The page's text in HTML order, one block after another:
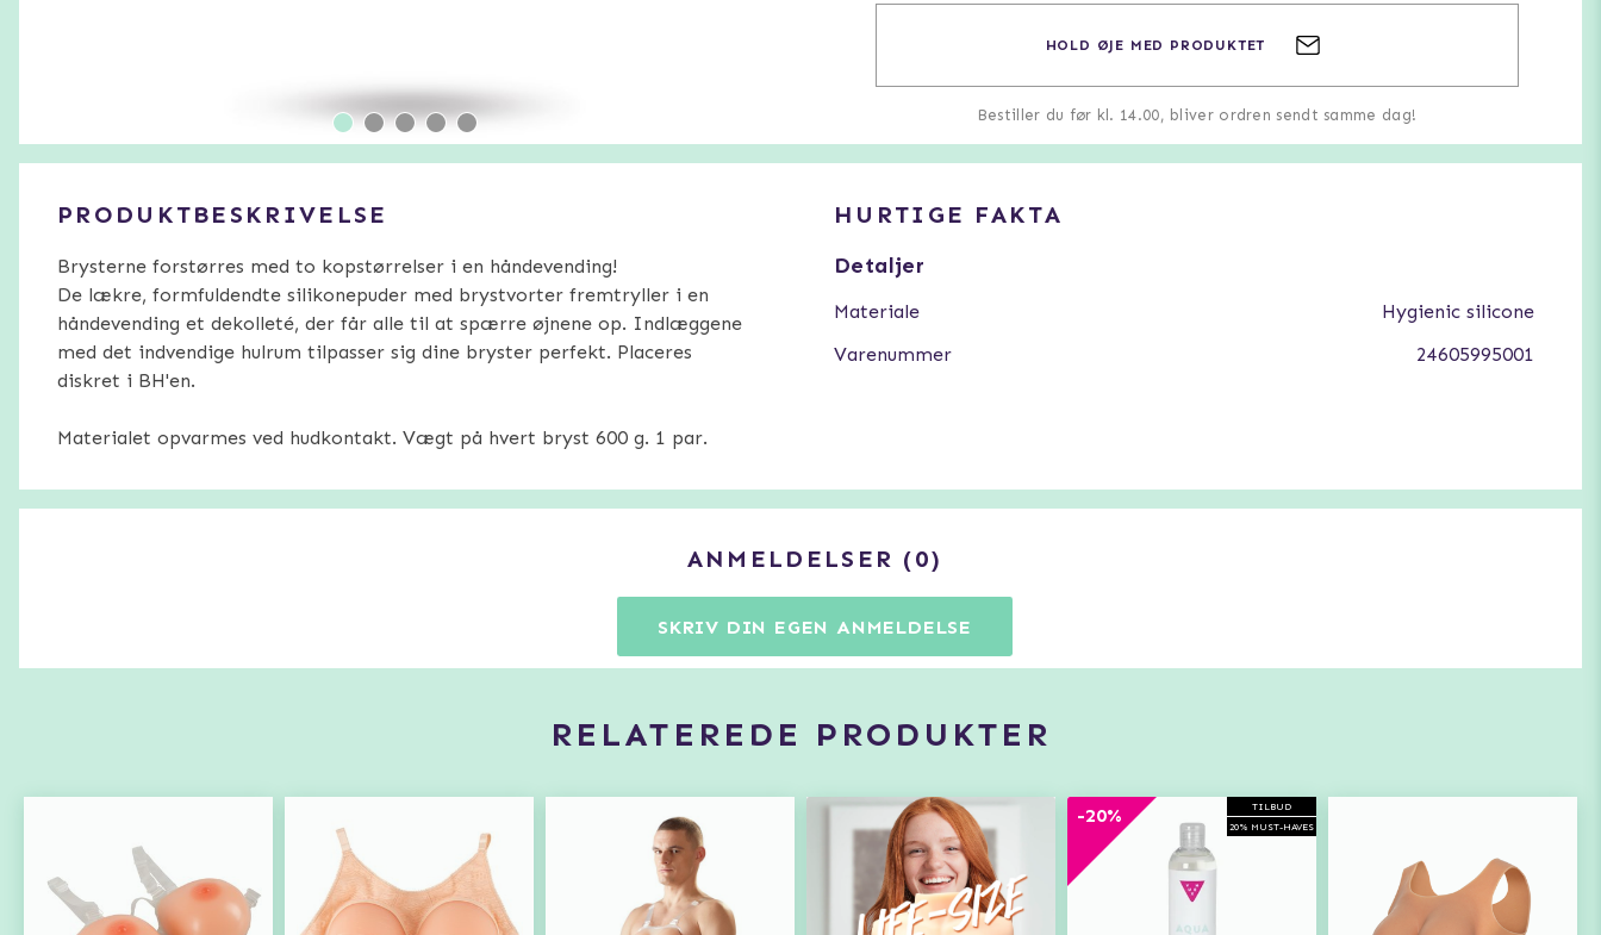
HOLD ØJE MED PRODUKTET
Bestiller du før kl. 14.00, bliver ordren sendt samme dag!
PRODUKTBESKRIVELSE
Brysterne forstørres med to kopstørrelser i en håndevending!
De lækre, formfuldendte silikonepuder med brystvorter fremtryller i en
håndevending et dekolleté, der får alle til at spærre øjnene op. Indlæggene
med det indvendige hulrum tilpasser sig dine bryster perfekt. Placeres
diskret i BH'en.
Materialet opvarmes ved hudkontakt. Vægt på hvert bryst 600 g. 1 par.
HURTIGE FAKTA
Detaljer
Materiale
Hygienic silicone
Varenummer
24605995001
ANMELDELSER 0
SKRIV DIN EGEN ANMELDELSE
RELATEREDE PRODUKTER
TILBUD
20% MUST-HAVES
-20%